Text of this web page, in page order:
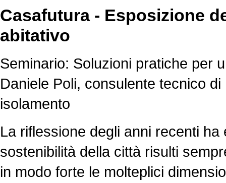
Casafutura - Esposizione
abitativo
Seminario: Soluzioni pratiche per
Daniele Poli, consulente tecnico
isolamento
La riflessione degli anni recenti
sostenibilità della città risulti
in modo forte le molteplici